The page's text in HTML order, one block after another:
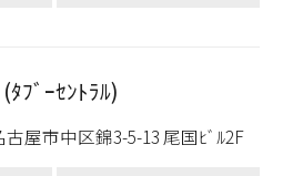
ﾌﾞｰｾﾝﾄﾗﾙ)
古屋市中区錦3-5-13 尾国ﾋﾞﾙ2F